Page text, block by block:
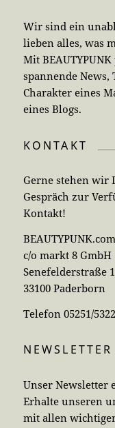
Wir sind ein
lieben alles, was
Mit
spannende
Charakter eines
eines Blogs.
KONTAKT
Gerne stehen wir
Gespräch zur
Kontakt!
BEAUTYPUNK.com
c/o markt 8 GmbH
Senefelderstraße 1
33100 Paderborn
Telefon 05251/
NEWSLETTER
Unser Newsletter
Erhalte unseren
mit allen